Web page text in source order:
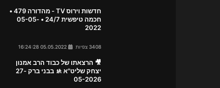
חדשות וירוס TV - מהדורה 479 •
חכמה טיפשית 24/7 • 05-05-
2022
3408 צפיות
🎥 הרצאתו של כבוד הרב אמנון
יצחק שליט"א 🚸 בבני ברק 27-
05-2026